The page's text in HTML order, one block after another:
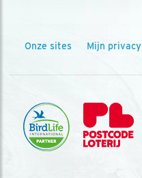
Onze sites Mijn privacy